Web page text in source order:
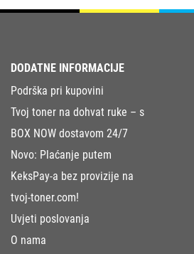
DODATNE INFORMACIJE
Podrška pri kupovini
Tvoj toner na dohvat ruke – s
BOX NOW dostavom 24/7
Novo: Plaćanje putem
KeksPay-a bez provizije na
tvoj-toner.com!
Uvjeti poslovanja
O nama